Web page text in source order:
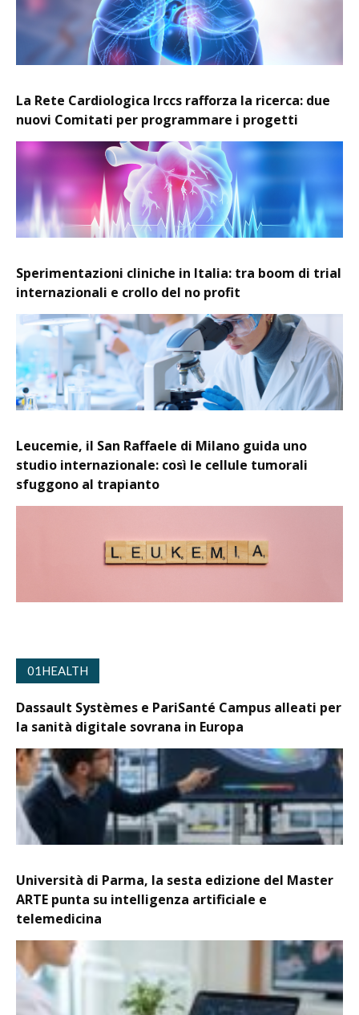
La Rete Cardiologica Irccs rafforza la ricerca: due
nuovi Comitati per programmare i progetti
Sperimentazioni cliniche in Italia: tra boom di trial
internazionali e crollo del no profit
Leucemie, il San Raffaele di Milano guida uno
studio internazionale: così le cellule tumorali
sfuggono al trapianto
01HEALTH
Dassault Systèmes e PariSanté Campus alleati per
la sanità digitale sovrana in Europa
Università di Parma, la sesta edizione del Master
ARTE punta su intelligenza artificiale e
telemedicina